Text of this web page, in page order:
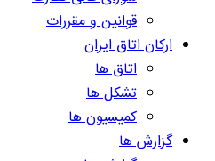
قوانین و مقررات
ارکان اتاق ایران
اتاق ها
تشکل ها
کمیسیون ها
گزارش ها